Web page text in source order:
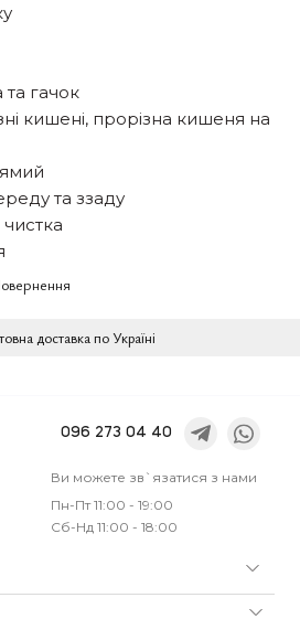
та гачок
кишені, прорізна кишеня на
та ззаду
доставка по Україні
096 273 04 40
Ви можете зв`язатися з нами
Пн-Пт 11:00 - 19:00
Сб-Нд 11:00 - 18:00